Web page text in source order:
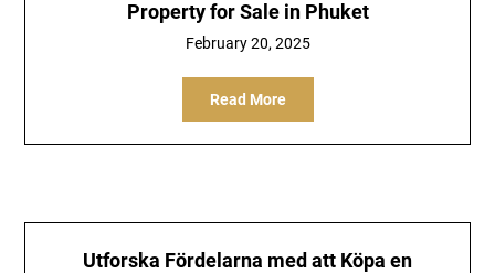
Property for Sale in Phuket
February 20, 2025
Read More
Utforska Fördelarna med att Köpa en